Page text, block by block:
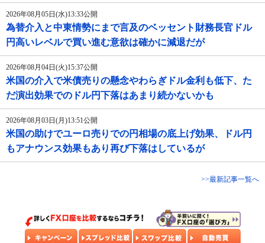
2026年08月05日(水)13:33公開
為替介入と中東情勢にまで言及のベッセント財務長官ドル
円高いレベルで買い進む意欲は確かに減退だが
2026年08月04日(火)15:37公開
米国の介入で米債売りの懸念やわらぎドル金利も低下、た
だ演出効果でのドル円下落はあまり続かないかも
2026年08月03日(月)13:51公開
米国の助けでユーロ売りでの円相場の底上げ効果、ドル円
もアナウンス効果もあり再び下落はしているが
>>最新記事一覧へ